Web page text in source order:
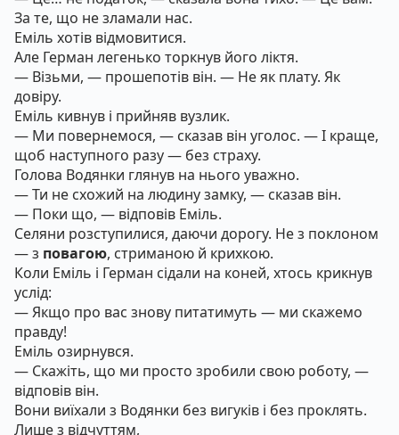
За те, що не зламали нас.
Еміль хотів відмовитися.
Але Герман легенько торкнув його ліктя.
— Візьми, — прошепотів він. — Не як плату. Як
довіру.
Еміль кивнув і прийняв вузлик.
— Ми повернемося, — сказав він уголос. — І краще,
щоб наступного разу — без страху.
Голова Водянки глянув на нього уважно.
— Ти не схожий на людину замку, — сказав він.
— Поки що, — відповів Еміль.
Селяни розступилися, даючи дорогу. Не з поклоном
— з повагою, стриманою й крихкою.
Коли Еміль і Герман сідали на коней, хтось крикнув
услід:
— Якщо про вас знову питатимуть — ми скажемо
правду!
Еміль озирнувся.
— Скажіть, що ми просто зробили свою роботу, —
відповів він.
Вони виїхали з Водянки без вигуків і без проклять.
Лише з відчуттям,